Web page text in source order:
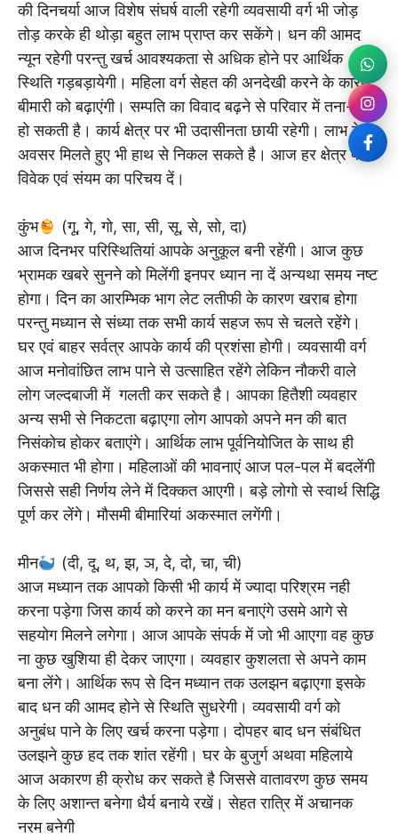
की दिनचर्या आज विशेष संघर्ष वाली रहेगी व्यवसायी वर्ग भी जोड़
तोड़ करके ही थोड़ा बहुत लाभ प्राप्त कर सकेंगे। धन की आमद
न्यून रहेगी परन्तु खर्च आवश्यकता से अधिक होने पर आर्थिक
स्थिति गड़बड़ायेगी। महिला वर्ग सेहत की अनदेखी करने के कारण
बीमारी को बढ़ाएंगी। सम्पति का विवाद बढ़ने से परिवार में तना-तनी
हो सकती है। कार्य क्षेत्र पर भी उदासीनता छायी रहेगी। लाभ के
अवसर मिलते हुए भी हाथ से निकल सकते है। आज हर क्षेत्र पर
विवेक एवं संयम का परिचय दें।
कुंभ
(गू, गे, गो, सा, सी, सू, से, सो, दा)
आज दिनभर परिस्थितियां आपके अनुकूल बनी रहेंगी। आज कुछ
भ्रामक खबरे सुनने को मिलेंगी इनपर ध्यान ना दें अन्यथा समय नष्ट
होगा। दिन का आरम्भिक भाग लेट लतीफी के कारण खराब होगा
परन्तु मध्यान से संध्या तक सभी कार्य सहज रूप से चलते रहेंगे।
घर एवं बाहर सर्वत्र आपके कार्य की प्रशंसा होगी। व्यवसायी वर्ग
आज मनोवांछित लाभ पाने से उत्साहित रहेंगे लेकिन नौकरी वाले
लोग जल्दबाजी में गलती कर सकते है। आपका हितैशी व्यवहार
अन्य सभी से निकटता बढ़ाएगा लोग आपको अपने मन की बात
निसंकोच होकर बताएंगे। आर्थिक लाभ पूर्वनियोजित के साथ ही
अकस्मात भी होगा। महिलाओं की भावनाएं आज पल-पल में बदलेंगी
जिससे सही निर्णय लेने में दिक्कत आएगी। बड़े लोगो से स्वार्थ सिद्धि
पूर्ण कर लेंगे। मौसमी बीमारियां अकस्मात लगेंगी।
मीन
(दी, दू, थ, झ, ञ, दे, दो, चा, ची)
आज मध्यान तक आपको किसी भी कार्य में ज्यादा परिश्रम नही
करना पड़ेगा जिस कार्य को करने का मन बनाएंगे उसमे आगे से
सहयोग मिलने लगेगा। आज आपके संपर्क में जो भी आएगा वह कुछ
ना कुछ खुशिया ही देकर जाएगा। व्यवहार कुशलता से अपने काम
बना लेंगे। आर्थिक रूप से दिन मध्यान तक उलझन बढ़ाएगा इसके
बाद धन की आमद होने से स्थिति सुधरेगी। व्यवसायी वर्ग को
अनुबंध पाने के लिए खर्च करना पड़ेगा। दोपहर बाद धन संबंधित
उलझने कुछ हद तक शांत रहेंगी। घर के बुजुर्ग अथवा महिलाये
आज अकारण ही क्रोध कर सकते है जिससे वातावरण कुछ समय
के लिए अशान्त बनेगा धैर्य बनाये रखें। सेहत रात्रि में अचानक
नरम बनेगी